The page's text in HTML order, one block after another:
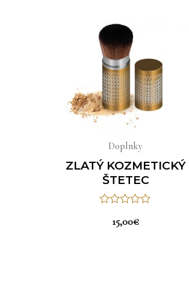
Doplnky
ZLATÝ KOZMETICKÝ
ŠTETEC
Hodnotenie
15,00€